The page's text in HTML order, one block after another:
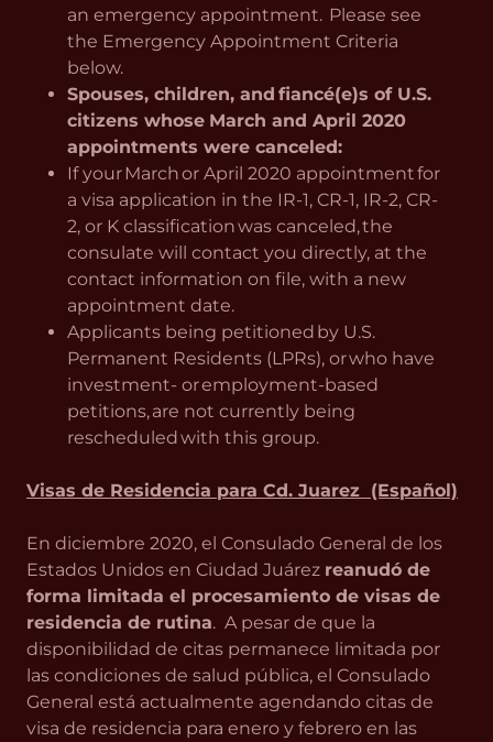
an emergency appointment. Please see
the Emergency Appointment Criteria
below.
Spouses, children, and fiancé(e)s of U.S.
citizens whose March and April 2020
appointments were canceled:
If your March or April 2020 appointment for
a visa application in the IR-1, CR-1, IR-2, CR-
2, or K classification was canceled, the
consulate will contact you directly, at the
contact information on file, with a new
appointment date.
Applicants being petitioned by U.S.
Permanent Residents (LPRs), or who have
investment- or employment-based
petitions, are not currently being
rescheduled with this group.
Visas de Residencia para Cd. Juarez (Español)
En diciembre 2020, el Consulado General de los
Estados Unidos en Ciudad Juárez reanudó de
forma limitada el procesamiento de visas de
residencia de rutina. A pesar de que la
disponibilidad de citas permanece limitada por
las condiciones de salud pública, el Consulado
General está actualmente agendando citas de
visa de residencia para enero y febrero en las